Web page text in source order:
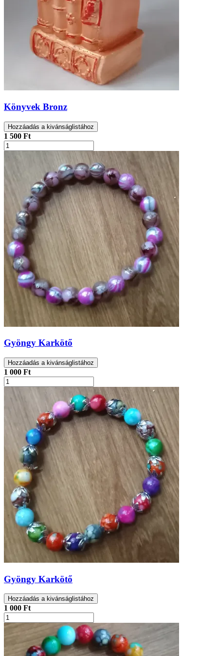
Könyvek Bronz
Hozzáadás a kivánságlistához
1 500 Ft
Gyöngy Karkötő
Hozzáadás a kivánságlistához
1 000 Ft
Gyöngy Karkötő
Hozzáadás a kivánságlistához
1 000 Ft